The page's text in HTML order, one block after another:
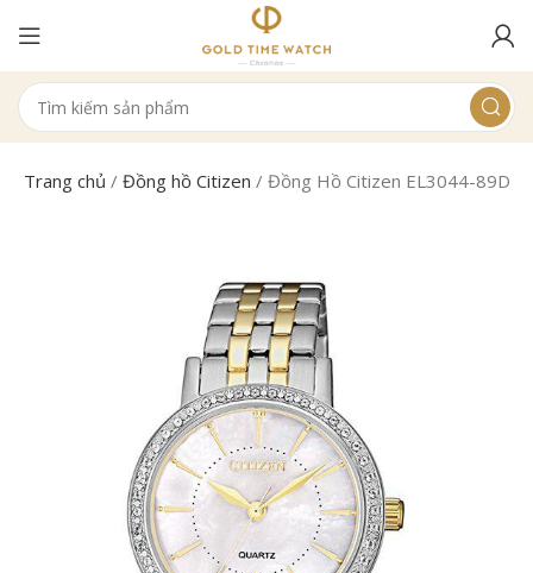
Trang chủ /Đồng hồ Citizen /Đồng Hồ Citizen EL3044-89D